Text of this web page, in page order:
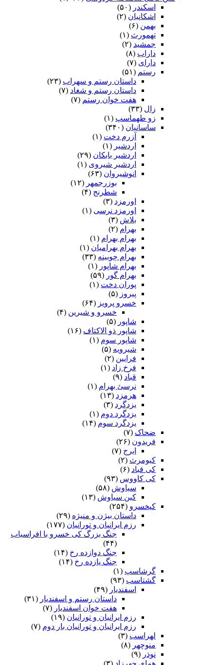
اسکندر (۵۰)
اشکانیان (۲)
بهمن (۶)
تهمورث (۱)
جمشید (۲)
داراب (۸)
دارای (۷)
رستم (۵۱)
داستان رستم و سهراب (۲۳)
داستان رستم و شغاد (۷)
هفت خوان رستم‏ (۷)
زال (۳۳)
زو طهماسپ‏ (۱)
ساسانیان (۳۴۰)
آزرم دخت (۱)
اردشیر (۱)
اردشیر بابکان (۲۹)
اردشیر شیروی (۱)
انوشیروان (۶۳)
بوزرجمهر (۱۲)
شطرنج (۴)
اورمزد (۳)
اورمزد نرسى‏ (۱)
بلاش (۳)
بهرام (۲)
بهرام بهرام (۱)
بهرام بهرامیان‏ (۱)
بهرام چوبینه (۳۳)
بهرام شاپور (۱)
بهرام گور (۵۹)
پوران دخت (۱)
پیروز (۵)
خسرو پرویز (۶۴)
خسرو و شیرین (۴)
شاپور (۵)
شاپور ذو الاکتاف (۱۶)
شاپور سوم‏ (۱)
شیرویه (۵)
فرایین (۲)
فرخ زاد (۱)
قباد (۹)
نرسئ بهرام‏ (۱)
هرمزد (۱۳)
یزدگرد (۳)
یزدگرد دوم (۱)
یزدگرد سوم (۱۴)
ضحاک (۷)
فریدون (۲۶)
ایرج (۷)
کیومرث (۲)
کی قباد (۶)
کی کاووس (۹۳)
سیاوش (۵۸)
کین سیاوش (۱۳)
کیخسرو (۲۵۴)
داستان بیژن و منیژه (۲۹)
رزم ایرانیان و تورانیان (۱۷۷)
جنگ بزرگ کی خسرو با افراسیاب
(۴۴)
جنگ دوازده رخ (۱۴)
جنگ یازده رخ (۱۴)
گرشاسپ (۱)
گشتاسب (۹۳)
اسفندیار (۴۹)
داستان رستم و اسفندیار (۳۱)
هفت خوان اسفندیار (۷)
رزم ایرانیان و تورانیان (۱۹)
رزم ایرانیان و تورانیان بار دوم (۷)
لهراسب (۳)
منوچهر (۸)
نوذر (۹)